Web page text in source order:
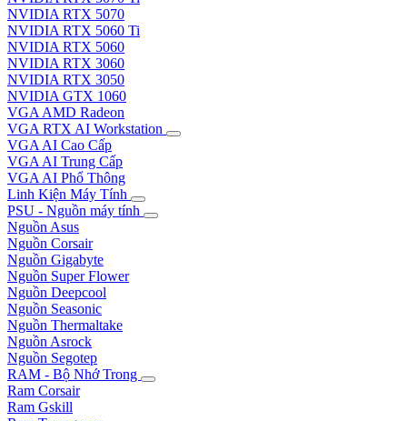
NVIDIA RTX 5070
NVIDIA RTX 5060 Ti
NVIDIA RTX 5060
NVIDIA RTX 3060
NVIDIA RTX 3050
NVIDIA GTX 1060
VGA AMD Radeon
VGA RTX AI Workstation
VGA AI Cao Cấp
VGA AI Trung Cấp
VGA AI Phổ Thông
Linh Kiện Máy Tính
PSU - Nguồn máy tính
Nguồn Asus
Nguồn Corsair
Nguồn Gigabyte
Nguồn Super Flower
Nguồn Deepcool
Nguồn Seasonic
Nguồn Thermaltake
Nguồn Asrock
Nguồn Segotep
RAM - Bộ Nhớ Trong
Ram Corsair
Ram Gskill